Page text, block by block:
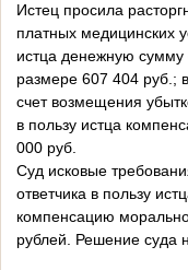
Истец просила
платных медицинских
истца денежную сумму
размере 607 404 руб.;
счет возмещения
в пользу истца
000 руб.
Суд исковые
ответчика в пользу
компенсацию
рублей. Решение суда